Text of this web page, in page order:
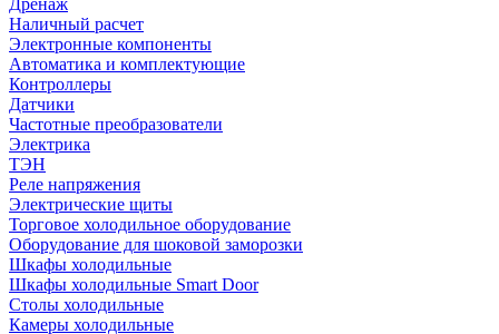
Дренаж
Наличный расчет
Электронные компоненты
Автоматика и комплектующие
Контроллеры
Датчики
Частотные преобразователи
Электрика
ТЭН
Реле напряжения
Электрические щиты
Торговое холодильное оборудование
Оборудование для шоковой заморозки
Шкафы холодильные
Шкафы холодильные Smart Door
Столы холодильные
Камеры холодильные